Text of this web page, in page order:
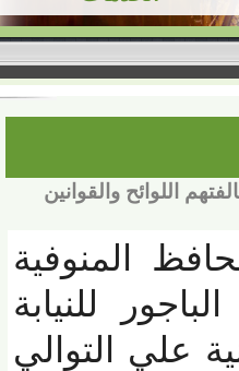
اللوائح والقوانين
المنوفية
للنيابة
علي التوالي